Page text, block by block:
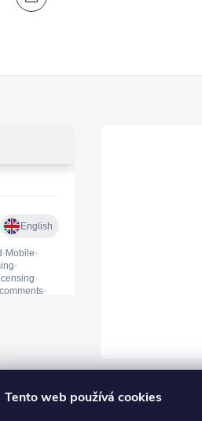
Tento web používá cookies